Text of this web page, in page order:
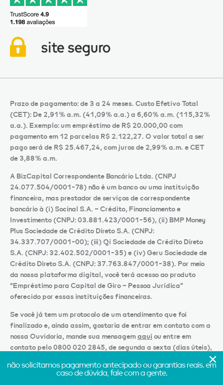
Prazo de pagamento: de 3 a 24 meses. Custo Efetivo Total
(CET): De 2,91% a.m. (41,09% a.a.) a 6,60% a.m. (115,32%
a.a.). Exemplo: um empréstimo de R$ 20.000,00 com
pagamento em 12 parcelas R$ 2.122,27. O valor total a ser
pago será de R$ 25.467,24, com juros de 2,99% a.m. e CET
de 3,88% a.m.
A BizCapital Correspondente Bancário Ltda. (CNPJ
24.077.504/0001-78) não é um banco ou uma instituição
financeira, mas prestador de serviços de correspondente
bancário à (i) Socinal S.A. – Crédito, Financiamento e
Investimento (CNPJ: 03.881.423/0001-56), (ii) BMP Money
Plus Sociedade de Crédito Direto S.A. (CNPJ:
34.337.707/0001-00); (iii) Qi Sociedade de Crédito Direto
S.A. (CNPJ: 32.402.502/0001-35) e (iv) Geru Sociedade de
Crédito Direto S.A. (CNPJ: 37.763.847/0001-38). Por meio
da nossa plataforma digital, você terá acesso ao produto
“Empréstimo para Capital de Giro – Pessoa Jurídica”
oferecido por essas instituições financeiras.
Se você já tem um protocolo de um atendimento que foi
finalizado e, ainda assim, gostaria de entrar em contato com a
nossa Ouvidoria, mande sua mensagemaqui ou entre em
contato pelo 0800 020 2845, de segunda a sexta (dias úteis),
tratativa.ouvidoria@open-co.com
não solicitamos pagamento antecipado ou garantias reais. em
caso de dúvida, fale com a gente.